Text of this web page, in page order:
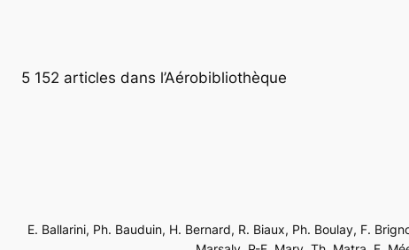
5 152 articles dans l’Aérobibliothèque
E. Ballarini, Ph. Bauduin, H. Bernard, R. Biaux, Ph. Boulay, F.